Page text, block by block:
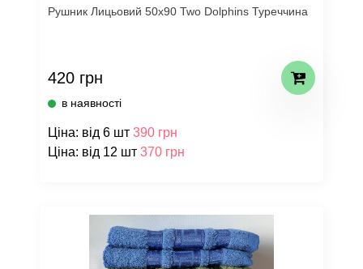
Рушник Лицьовий 50х90 Two Dolphins Туреччина
420 грн
в наявності
Ціна: від 6 шт 390 грн
Ціна: від 12 шт 370 грн